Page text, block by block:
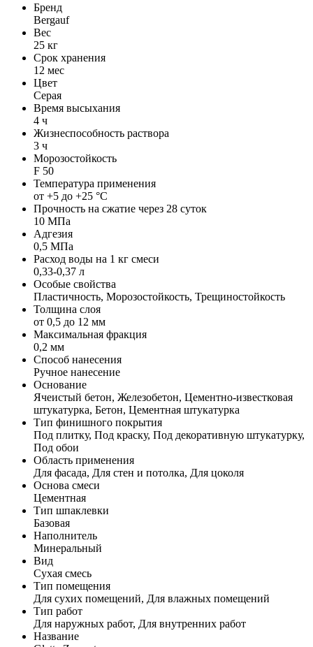
Бренд
Bergauf
Вес
25 кг
Срок хранения
12 мес
Цвет
Серая
Время высыхания
4 ч
Жизнеспособность раствора
3 ч
Морозостойкость
F 50
Температура применения
от +5 до +25 °С
Прочность на сжатие через 28 суток
10 МПа
Адгезия
0,5 МПа
Расход воды на 1 кг смеси
0,33-0,37 л
Особые свойства
Пластичность, Морозостойкость, Трещиностойкость
Толщина слоя
от 0,5 до 12 мм
Максимальная фракция
0,2 мм
Способ нанесения
Ручное нанесение
Основание
Ячеистый бетон, Железобетон, Цементно-известковая
штукатурка, Бетон, Цементная штукатурка
Тип финишного покрытия
Под плитку, Под краску, Под декоративную штукатурку,
Под обои
Область применения
Для фасада, Для стен и потолка, Для цоколя
Основа смеси
Цементная
Тип шпаклевки
Базовая
Наполнитель
Минеральный
Вид
Сухая смесь
Тип помещения
Для сухих помещений, Для влажных помещений
Тип работ
Для наружных работ, Для внутренних работ
Название